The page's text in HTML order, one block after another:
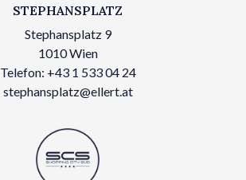
STEPHANSPLATZ
Stephansplatz 9
1010 Wien
Telefon: +43 1 533 04 24
stephansplatz@ellert.at